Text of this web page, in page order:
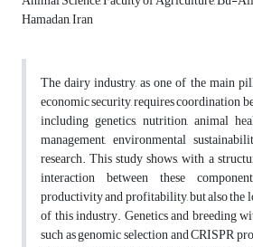
Hamadan, Iran
The dairy industry, as one of the main
economic security, requires coordination
including genetics, nutrition, animal
management, environmental
research. This study shows, with a
interaction between these
productivity and profitability, but also
of this industry. Genetics and breeding
such as genomic selection and CRISPR